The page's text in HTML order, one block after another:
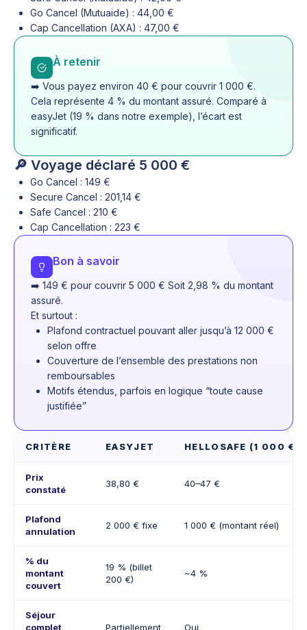
Go Cancel (Mutuaide) : 44,00 €
Cap Cancellation (AXA) : 47,00 €
À retenir
➡️ Vous payez environ 40 € pour couvrir 1 000 €.
Cela représente 4 % du montant assuré. Comparé à
easyJet (19 % dans notre exemple), l’écart est
significatif.
🔎 Voyage déclaré 5 000 €
Go Cancel : 149 €
Secure Cancel : 201,14 €
Safe Cancel : 210 €
Cap Cancellation : 223 €
Bon à savoir
➡️ 149 € pour couvrir 5 000 € Soit 2,98 % du montant
assuré.
Et surtout :
Plafond contractuel pouvant aller jusqu’à 12 000 €
selon offre
Couverture de l’ensemble des prestations non
remboursables
Motifs étendus, parfois en logique “toute cause
justifiée”
CRITÈRE EASYJET HELLOSAFE (1 000 €
Prix
constaté
38,80 € 40–47 €
Plafond
annulation
2 000 € fixe 1 000 € (montant réel)
% du
montant
couvert
19 % (billet
200 €)
~4 %
Séjour
complet
Partiellement Oui